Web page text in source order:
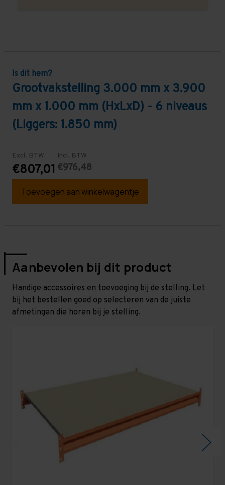
Is dit hem?
Grootvakstelling 3.000 mm x 3.900
mm x 1.000 mm (HxLxD) - 6 niveaus
(Liggers: 1.850 mm)
Excl. BTW
€807,01
Incl. BTW
€976,48
Toevoegen aan winkelwagentje
Aanbevolen bij dit product
Handige accessoires en toevoeging bij de stelling. Let
bij het bestellen goed op selecteren van de juiste
afmetingen die horen bij je stelling.